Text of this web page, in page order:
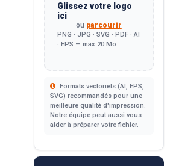
Glissez votre logo
ici
ou parcourir
PNG · JPG · SVG · PDF · AI
· EPS — max 20 Mo
Formats vectoriels (AI, EPS,
SVG) recommandés pour une
meilleure qualité d'impression.
Notre équipe peut aussi vous
aider à préparer votre fichier.